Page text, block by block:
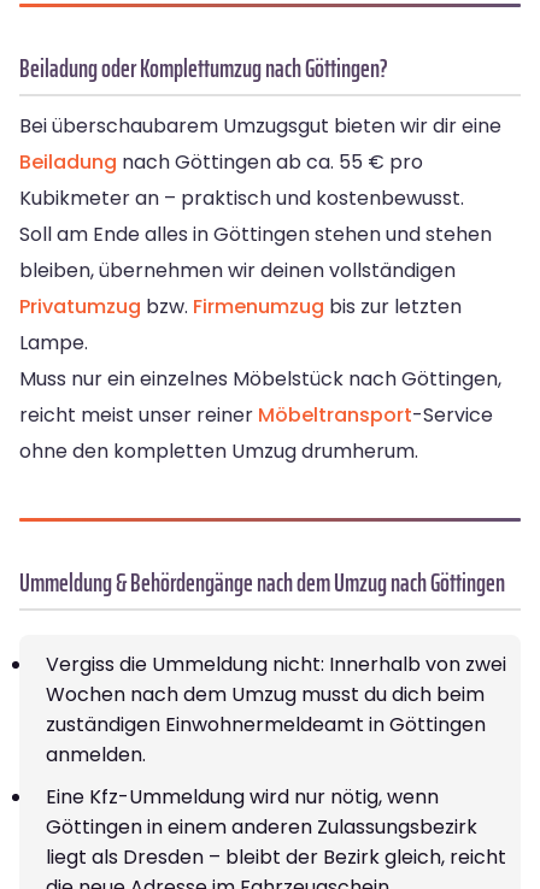
Beiladung oder Komplettumzug nach Göttingen?
Bei überschaubarem Umzugsgut bieten wir dir eine
Beiladung nach Göttingen ab ca. 55 € pro
Kubikmeter an – praktisch und kostenbewusst.
Soll am Ende alles in Göttingen stehen und stehen
bleiben, übernehmen wir deinen vollständigen
Privatumzug bzw. Firmenumzug bis zur letzten
Lampe.
Muss nur ein einzelnes Möbelstück nach Göttingen,
reicht meist unser reiner Möbeltransport-Service
ohne den kompletten Umzug drumherum.
Ummeldung & Behördengänge nach dem Umzug nach Göttingen
Vergiss die Ummeldung nicht: Innerhalb von zwei
Wochen nach dem Umzug musst du dich beim
zuständigen Einwohnermeldeamt in Göttingen
anmelden.
Eine Kfz-Ummeldung wird nur nötig, wenn
Göttingen in einem anderen Zulassungsbezirk
liegt als Dresden – bleibt der Bezirk gleich, reicht